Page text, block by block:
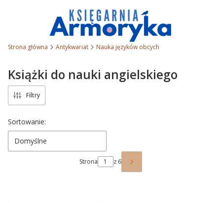
Strona główna Antykwariat Nauka języków obcych
Książki do nauki angielskiego
Filtry
Lista produktów
Sortowanie:
Domyślne
Strona z 6 Następne produkty